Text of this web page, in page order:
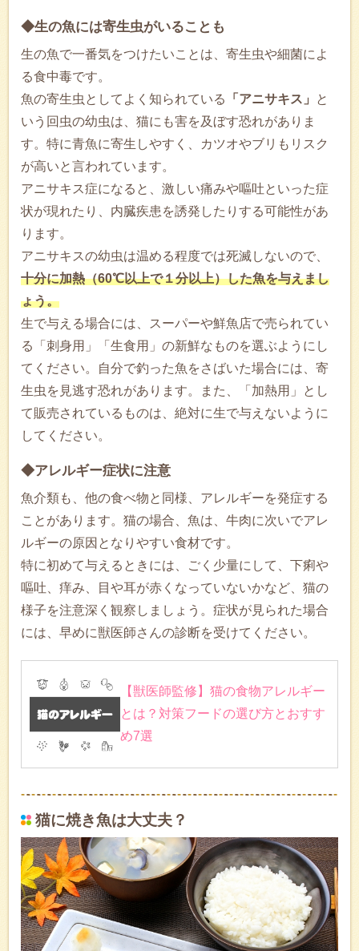
◆生の魚には寄生虫がいることも
生の魚で一番気をつけたいことは、寄生虫や細菌によ
る食中毒です。
魚の寄生虫としてよく知られている
「アニサキス」
と
いう回虫の幼虫は、猫にも害を及ぼす恐れがありま
す。特に青魚に寄生しやすく、カツオやブリもリスク
が高いと言われています。
アニサキス症になると、激しい痛みや嘔吐といった症
状が現れたり、内臓疾患を誘発したりする可能性があ
ります。
アニサキスの幼虫は温める程度では死滅しないので、
十分に加熱（60℃以上で１分以上）した魚を与えまし
ょう。
生で与える場合には、スーパーや鮮魚店で売られてい
る「刺身用」「生食用」の新鮮なものを選ぶようにし
てください。自分で釣った魚をさばいた場合には、寄
生虫を見逃す恐れがあります。また、「加熱用」とし
て販売されているものは、絶対に生で与えないように
してください。
◆アレルギー症状に注意
魚介類も、他の食べ物と同様、アレルギーを発症する
ことがあります。猫の場合、魚は、牛肉に次いでアレ
ルギーの原因となりやすい食材です。
特に初めて与えるときには、ごく少量にして、下痢や
嘔吐、痒み、目や耳が赤くなっていないかなど、猫の
様子を注意深く観察しましょう。症状が見られた場合
には、早めに獣医師さんの診断を受けてください。
【獣医師監修】猫の食物アレルギー
とは？対策フードの選び方とおすす
め7選
猫に焼き魚は大丈夫？